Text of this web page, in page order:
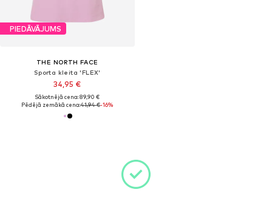
PIEDĀVĀJUMS
THE NORTH FACE
Sporta kleita 'FLEX'
34,95 €
Sākotnējā cena: 89,90 €
Pēdējā zemākā cena:41,94 €-16%